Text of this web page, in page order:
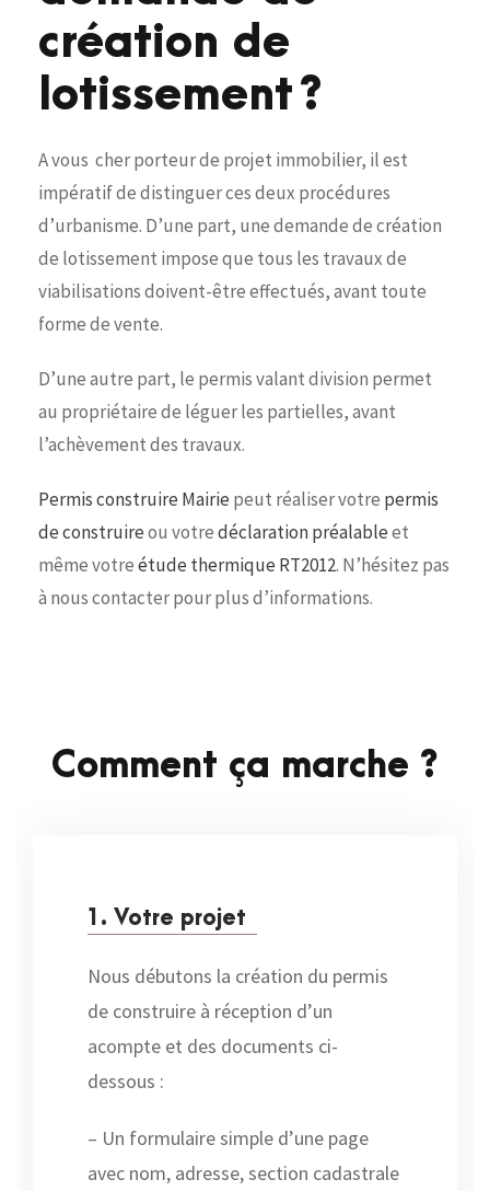
création de
lotissement ?
A vous cher porteur de projet immobilier, il est
impératif de distinguer ces deux procédures
d’urbanisme. D’une part, une demande de création
de lotissement impose que tous les travaux de
viabilisations doivent-être effectués, avant toute
forme de vente.
D’une autre part, le permis valant division permet
au propriétaire de léguer les partielles, avant
l’achèvement des travaux.
Permis construire Mairie peut réaliser votre permis
de construireou votredéclaration préalableet
même votreétude thermique RT2012. N’hésitez pas
à nous contacter pour plus d’informations.
Comment ça marche ?
1. Votre projet
Nous débutons la création du permis
de construire à réception d’un
acompte et des documents ci-
dessous :
– Un formulaire simple d’une page
avec nom, adresse, section cadastrale